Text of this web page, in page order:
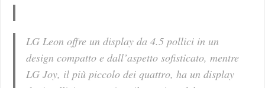
LG Leon offre un display da 4.5 pollici in un
design compatto e dall’aspetto sofisticato, mentre
LG Joy, il più piccolo dei quattro, ha un display